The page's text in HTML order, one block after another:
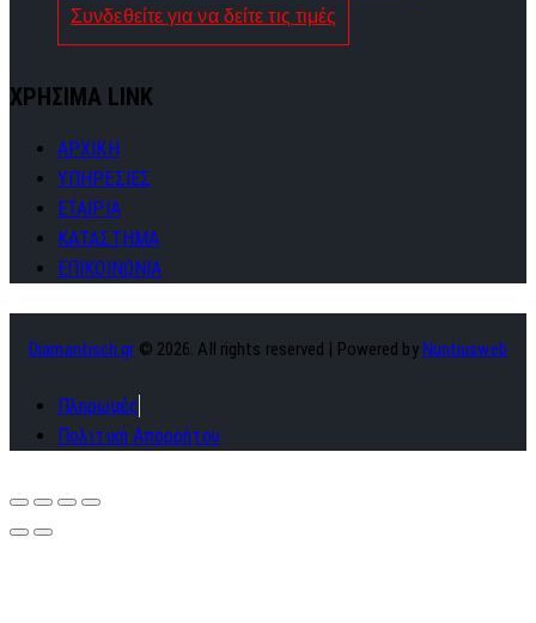
Συνδεθείτε για να δείτε τις τιμές
ΧΡΗΣΙΜΑ LINK
ΑΡΧΙΚΗ
ΥΠΗΡΕΣΙΕΣ
ΕΤΑΙΡΙΑ
ΚΑΤΑΣΤΗΜΑ
ΕΠΙΚΟΙΝΩΝΙΑ
Diamantisch.gr © 2026. All rights reserved | Powered by Nuntiusweb
Πληρωμές
Πολιτική Απορρήτου